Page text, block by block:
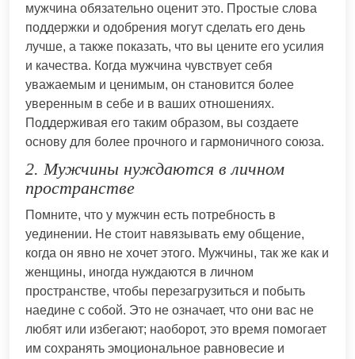
мужчина обязательно оценит это. Простые слова
поддержки и одобрения могут сделать его день
лучше, а также показать, что вы цените его усилия
и качества. Когда мужчина чувствует себя
уважаемым и ценимым, он становится более
уверенным в себе и в ваших отношениях.
Поддерживая его таким образом, вы создаете
основу для более прочного и гармоничного союза.
2. Мужчины нуждаются в личном
пространстве
Помните, что у мужчин есть потребность в
уединении. Не стоит навязывать ему общение,
когда он явно не хочет этого. Мужчины, так же как и
женщины, иногда нуждаются в личном
пространстве, чтобы перезагрузиться и побыть
наедине с собой. Это не означает, что они вас не
любят или избегают; наоборот, это время помогает
им сохранять эмоциональное равновесие и